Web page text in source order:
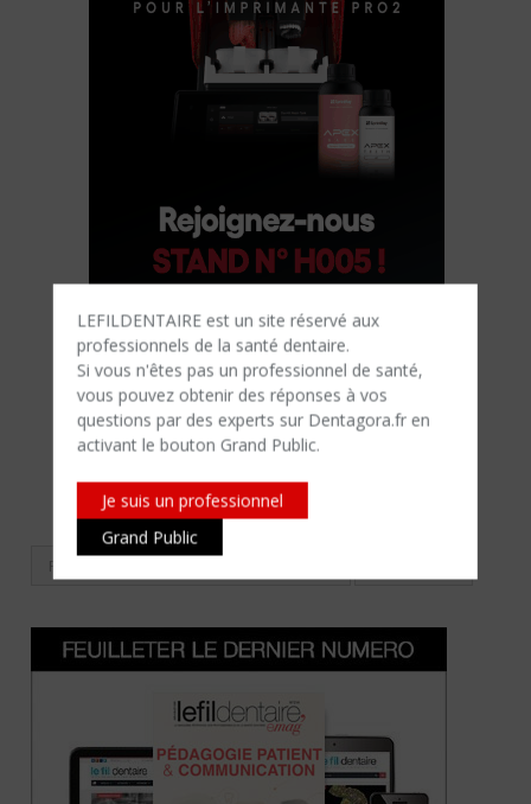
LEFILDENTAIRE est un site réservé aux
professionnels de la santé dentaire.
Si vous n'êtes​ pas un professionnel de santé,
vous pouvez obtenir des réponses à vos
questions par des experts sur Dentagora.fr en
activant le bouton Grand Public.
Je suis un professionnel
Grand Public